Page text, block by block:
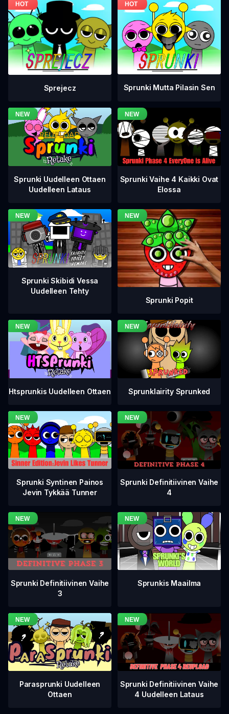
Sprejecz Sprunki Mutta Pilasin Sen
Sprunki Uudelleen Ottaen
Uudelleen Lataus
Sprunki Vaihe 4 Kaikki Ovat
Elossa
Sprunki Skibidi Vessa
Uudelleen Tehty
Sprunki Popit
Htsprunkis Uudelleen Ottaen Sprunklairity Sprunked
Sprunki Syntinen Painos
Jevin Tykkää Tunner
Sprunki Definitiivinen Vaihe
4
Sprunki Definitiivinen Vaihe
3
Sprunkis Maailma
Parasprunki Uudelleen
Ottaen
Sprunki Definitiivinen Vaihe
4 Uudelleen Lataus